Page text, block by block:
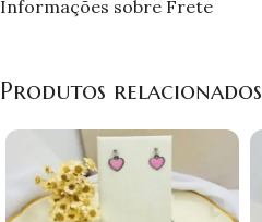
Informações sobre Frete
Produtos relacionados